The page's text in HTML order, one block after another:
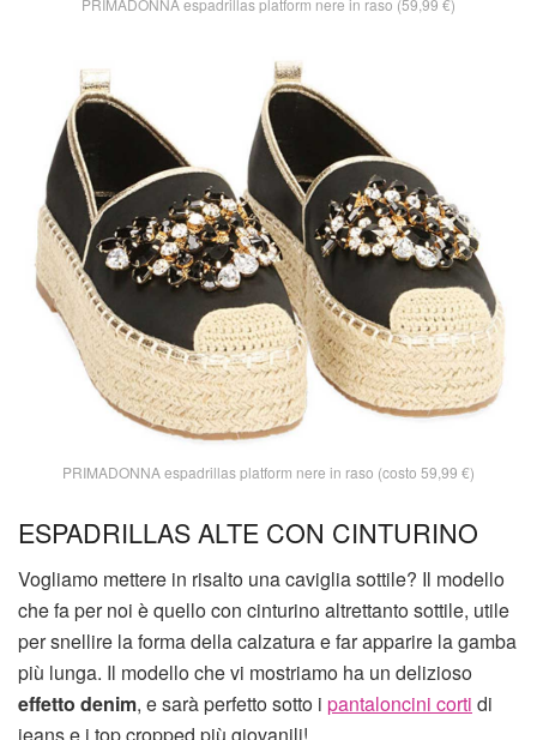
PRIMADONNA espadrillas platform nere in raso (costo 59,99 €)
ESPADRILLAS ALTE CON CINTURINO
Vogliamo mettere in risalto una caviglia sottile? Il modello
che fa per noi è quello con cinturino altrettanto sottile, utile
per snellire la forma della calzatura e far apparire la gamba
più lunga. Il modello che vi mostriamo ha un delizioso
effetto denim, e sarà perfetto sotto i pantaloncini corti di
jeans e i top cropped più giovanili!